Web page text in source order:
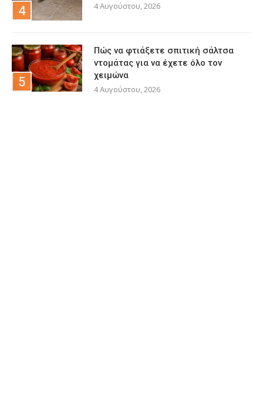
4 Αυγούστου, 2026
Πώς να φτιάξετε σπιτική σάλτσα
ντομάτας για να έχετε όλο τον
χειμώνα
4 Αυγούστου, 2026